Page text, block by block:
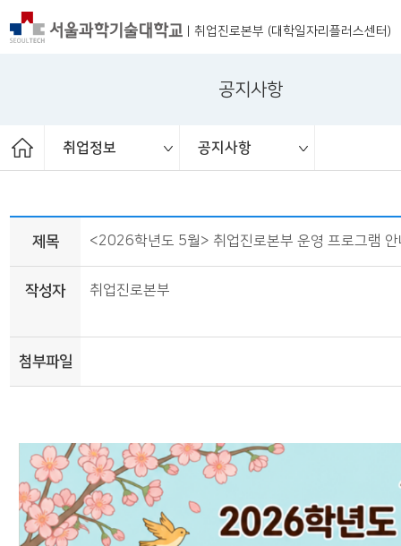
|취업진로본부 (대학일자리플러스센터)
공지사항
취업정보 공지사항
취업상담
프로그램
채용공고
취업정보
ST커리어멘토링
취업진로본부
공지사항
대외활동
청년정책
취업 서포터즈
보도자료
제목 <2026학년도 5월> 취업진로본부 운영 프로그램 안
작성자 취업진로본부
첨부파일